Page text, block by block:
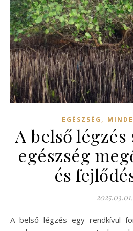
EGÉSZSÉG ,
A belső légzés
egészség
és
2025.03.01.
A belső légzés egy rendkívül fontos biológiai folyamat,